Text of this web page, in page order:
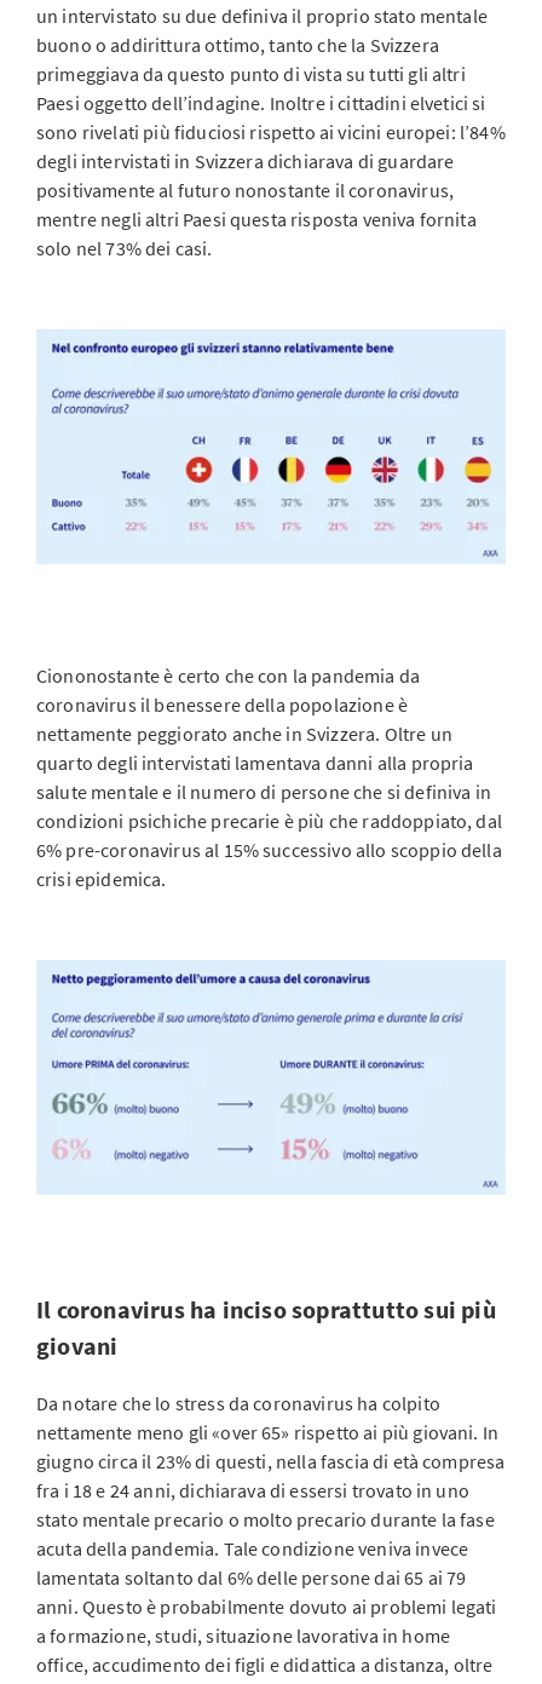
un intervistato su due definiva il proprio stato mentale
buono o addirittura ottimo, tanto che la Svizzera
primeggiava da questo punto di vista su tutti gli altri
Paesi oggetto dell’indagine. Inoltre i cittadini elvetici si
sono rivelati più fiduciosi rispetto ai vicini europei: l’84%
degli intervistati in Svizzera dichiarava di guardare
positivamente al futuro nonostante il coronavirus,
mentre negli altri Paesi questa risposta veniva fornita
solo nel 73% dei casi.
Ciononostante è certo che con la pandemia da
coronavirus il benessere della popolazione è
nettamente peggiorato anche in Svizzera. Oltre un
quarto degli intervistati lamentava danni alla propria
salute mentale e il numero di persone che si definiva in
condizioni psichiche precarie è più che raddoppiato, dal
6% pre-coronavirus al 15% successivo allo scoppio della
crisi epidemica.
Il coronavirus ha inciso soprattutto sui più
giovani
Da notare che lo stress da coronavirus ha colpito
nettamente meno gli «over 65» rispetto ai più giovani. In
giugno circa il 23% di questi, nella fascia di età compresa
fra i 18 e 24 anni, dichiarava di essersi trovato in uno
stato mentale precario o molto precario durante la fase
acuta della pandemia. Tale condizione veniva invece
lamentata soltanto dal 6% delle persone dai 65 ai 79
anni. Questo è probabilmente dovuto ai problemi legati
a formazione, studi, situazione lavorativa in home
office, accudimento dei figli e didattica a distanza, oltre